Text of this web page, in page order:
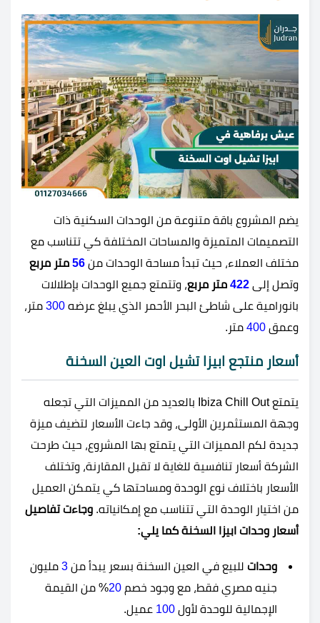
يضم المشروع باقة متنوعة من الوحدات السكنية ذات
التصميمات المتميزة والمساحات المختلفة كي تتناسب مع
مختلف العملاء، حيث تبدأ مساحة الوحدات من
متر مربع
وتصل إلى 422 متر مربع، وتتمتع جميع الوحدات بإطلالات
بانورامية على شاطئ البحر الأحمر الذي يبلغ عرضه 300 متر،
وعمق 400 متر.
أسعار منتجع ابيزا تشيل اوت العين السخنة
يتمتع Ibiza Chill Out بالعديد من المميزات التي تجعله
وجهة المستثمرين الأولى، وقد جاءت الأسعار لتضيف ميزة
جديدة لكم المميزات التي يتمتع بها المشروع، حيث طرحت
الشركة أسعار تنافسية للغاية لا تقبل المقارنة، وتختلف
الأسعار باختلاف نوع الوحدة ومساحتها كي يتمكن العميل
من اختيار الوحدة التي تتناسب مع إمكانياته. وجاءت تفاصيل
أسعار وحدات ابيزا السخنة كما يلي:
وحدات للبيع في العين السخنة بسعر يبدأ من 3 مليون
جنيه مصري فقط، مع وجود خصم 20% من القيمة
الإجمالية للوحدة لأول 100 عميل.